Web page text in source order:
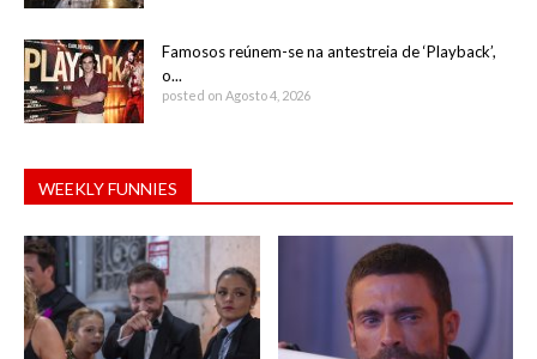
Famosos reúnem-se na antestreia de ‘Playback’,
o...
posted on Agosto 4, 2026
WEEKLY FUNNIES